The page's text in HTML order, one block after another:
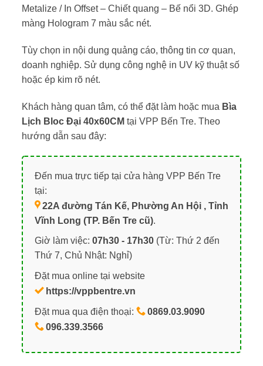
Metalize / In Offset – Chiết quang – Bế nổi 3D. Ghép
màng Hologram 7 màu sắc nét.
Tùy chọn in nội dung quảng cáo, thông tin cơ quan,
doanh nghiệp. Sử dụng công nghệ in UV kỹ thuật số
hoặc ép kim rõ nét.
Khách hàng quan tâm, có thể đặt làm hoặc mua Bìa
Lịch Bloc Đại 40x60CM tại VPP Bến Tre. Theo
hướng dẫn sau đây:
Đến mua trực tiếp tại cửa hàng VPP Bến Tre
tại:
22A đường Tán Kế, Phường An Hội , Tỉnh
Vĩnh Long (TP. Bến Tre cũ).
Giờ làm việc: 07h30 - 17h30(Từ: Thứ 2 đến
Thứ 7, Chủ Nhật: Nghỉ)
Đặt mua online tại website
https://vppbentre.vn
Đặt mua qua điện thoại:
0869.03.9090
096.339.3566